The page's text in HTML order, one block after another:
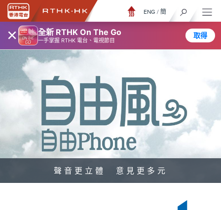
× 全新 RTHK On The Go
一手掌握 RTHK 電台、電視節目
取得
ENG / 簡
聲音更立體 意見更多元